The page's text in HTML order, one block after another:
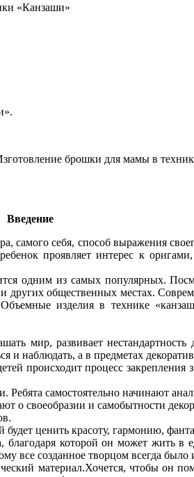
«Канзаши»
брошки для мамы в
Введение
себя, способ выражения
проявляет интерес к
одним из самых популярных.
других общественных местах.
изделия в технике
мир, развивает
и наблюдать, а в предметах
происходит процесс
самостоятельно начинают
о своеобразии и самобытности
ценить красоту, гармонию,
благодаря которой он может жить
все созданное творцом всегда
материал.Хочется, чтобы он